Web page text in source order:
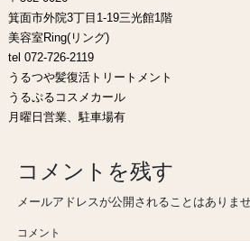
箕面市外院3丁目1-19三光館1階
美容室Ring(リング)
tel 072-726-2119
うるつや髪復活トリートメント
うるぷるコスメカール
月曜日営業、駐車場有
コメントを残す
メールアドレスが公開されることはありませ
コメント